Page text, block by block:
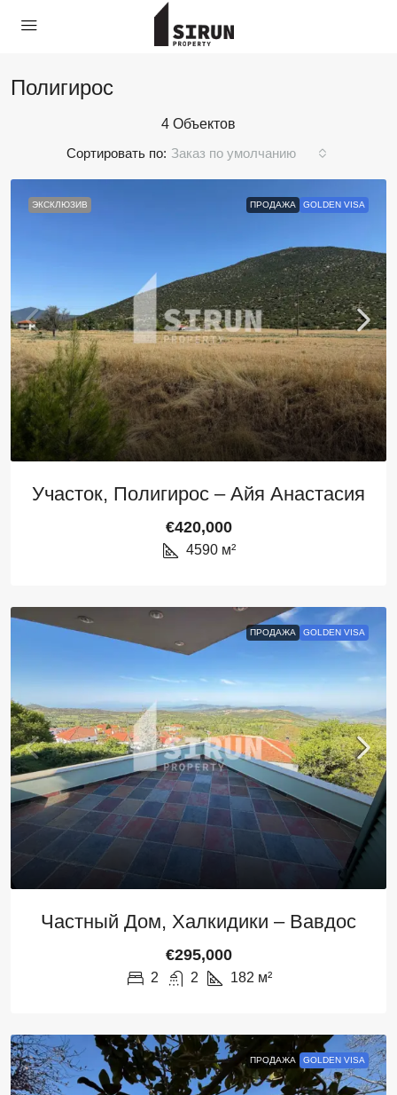
Полигирос
4 Объектов
Сортировать по: Заказ по умолчанию
ЭКСКЛЮЗИВ ПРОДАЖА GOLDEN VISA
Участок, Полигирос – Айя Анастасия
€420,000
4590 м²
ПРОДАЖА GOLDEN VISA
Частный Дом, Халкидики – Вавдос
€295,000
2 2 182 м²
ПРОДАЖА GOLDEN VISA